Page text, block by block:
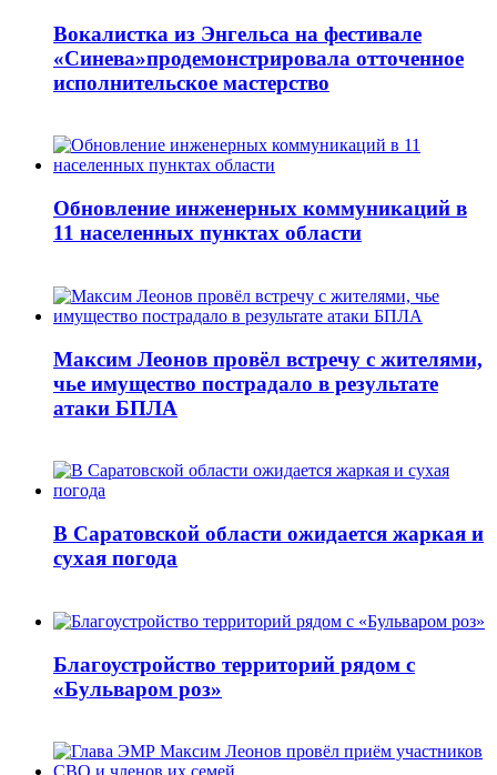
Вокалистка из Энгельса на фестивале
«Синева»продемонстрировала отточенное
исполнительское мастерство
Обновление инженерных коммуникаций в
11 населенных пунктах области
Максим Леонов провёл встречу с жителями,
чье имущество пострадало в результате
атаки БПЛА
В Саратовской области ожидается жаркая и
сухая погода
Благоустройство территорий рядом с
«Бульваром роз»